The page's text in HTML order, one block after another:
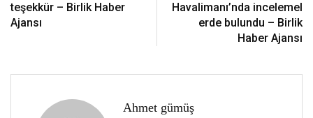
teşekkür – Birlik Haber
Ajansı
Havalimanı’nda incelemel
erde bulundu – Birlik
Haber Ajansı
Ahmet gümüş